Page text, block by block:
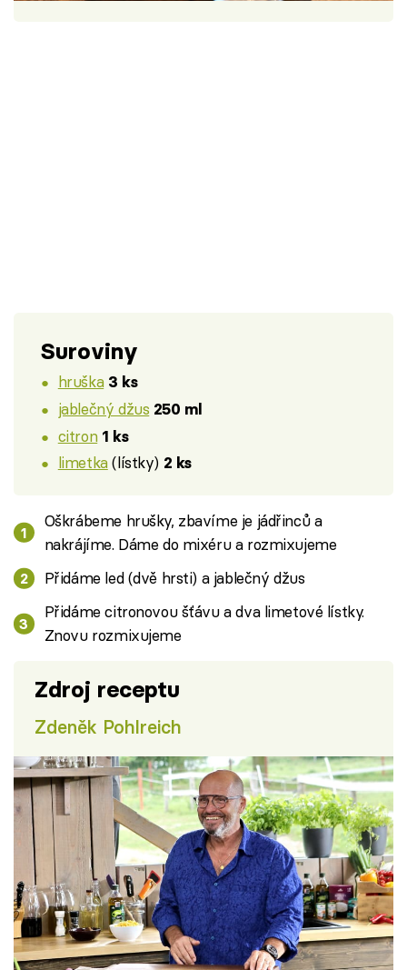
Suroviny
hruška 3 ks
jablečný džus 250 ml
citron 1 ks
limetka(lístky) 2 ks
Oškrábeme hrušky, zbavíme je jádřinců a
nakrájíme. Dáme do mixéru a rozmixujeme
Přidáme led (dvě hrsti) a jablečný džus
Přidáme citronovou šťávu a dva limetové lístky.
Znovu rozmixujeme
Zdroj receptu
Zdeněk Pohlreich